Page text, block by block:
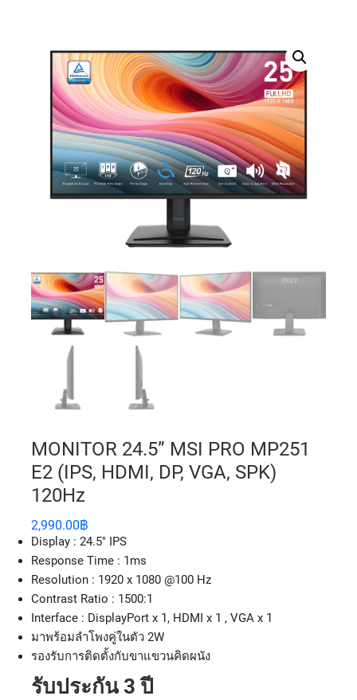
MONITOR 24.5” MSI PRO MP251
E2 (IPS, HDMI, DP, VGA, SPK)
120Hz
2,990.00฿
Display : 24.5″ IPS
Response Time : 1ms
Resolution : 1920 x 1080 @100 Hz
Contrast Ratio : 1500:1
Interface : DisplayPort x 1, HDMI x 1 , VGA x 1
มาพร้อมลำโพงคู่ในตัว 2W
รองรับการติดตั้งกับขาแขวนคิดผนัง
รับประกัน 3 ปี